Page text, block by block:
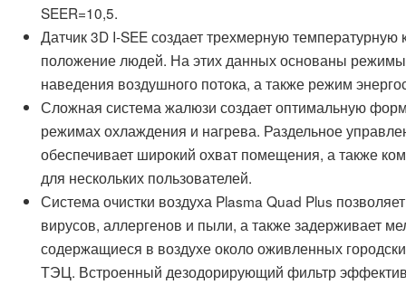
SEER=10,5.
Датчик 3D I-SEE создает трехмерную
положение людей. На этих данных основаны режимы
наведения воздушного потока, а также режим
Сложная система жалюзи создает оптимальную
режимах охлаждения и нагрева. Раздельное
обеспечивает широкий охват помещения, а также
для нескольких пользователей.
Система очистки воздуха Plasma Quad Plus
вирусов, аллергенов и пыли, а также задерживает
содержащиеся в воздухе около оживленных
ТЭЦ. Встроенный дезодорирующий фильтр